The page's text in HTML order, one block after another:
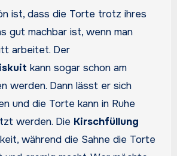
ist, dass die Torte trotz ihres
gut machbar ist, wenn man
arbeitet. Der
kann sogar schon am
werden. Dann lässt er sich
und die Torte kann in Ruhe
werden. Die Kirschfüllung
während die Sahne die Torte